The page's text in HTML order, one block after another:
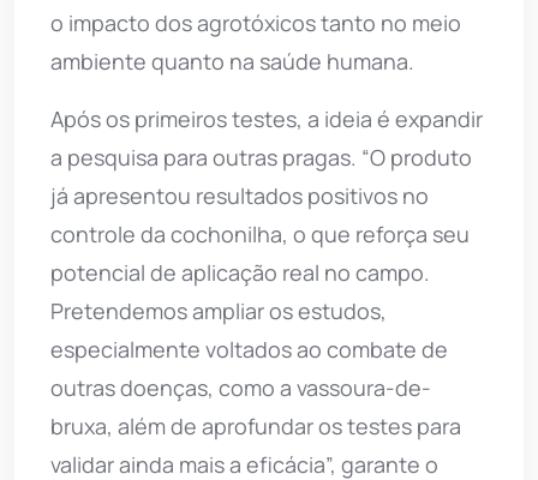
o impacto dos agrotóxicos tanto no meio
ambiente quanto na saúde humana.
Após os primeiros testes, a ideia é expandir
a pesquisa para outras pragas. “O produto
já apresentou resultados positivos no
controle da cochonilha, o que reforça seu
potencial de aplicação real no campo.
Pretendemos ampliar os estudos,
especialmente voltados ao combate de
outras doenças, como a vassoura-de-
bruxa, além de aprofundar os testes para
validar ainda mais a eficácia”, garante o